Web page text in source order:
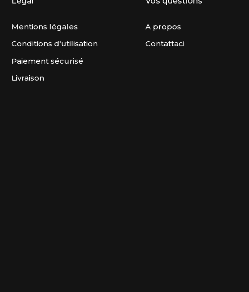
Mentions légales
Conditions d'utilisation
Paiement sécurisé
Livraison
A propos
Contattaci